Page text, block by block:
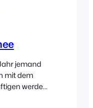
jemand
mit dem
werde,